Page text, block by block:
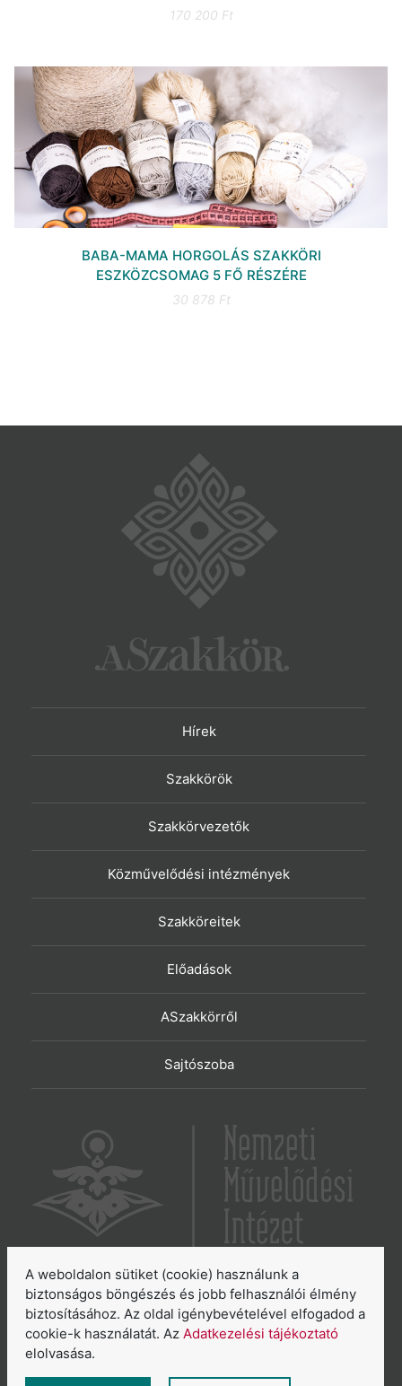
170 200 Ft
BABA-MAMA HORGOLÁS SZAKKÖRI
ESZKÖZCSOMAG 5 FŐ RÉSZÉRE
30 878 Ft
Hírek
Szakkörök
Szakkörvezetők
Közművelődési intézmények
Szakköreitek
Előadások
ASzakkörről
Sajtószoba
6065 Lakitelek, Szentkirályi út 2.
E-mail:aszakkor@nmi.hu
E-mail: titkarsag@nmi.hu
A weboldalon sütiket (cookie) használunk a
biztonságos böngészés és jobb felhasználói élmény
biztosításához. Az oldal igénybevételével elfogadod a
cookie-k használatát. Az Adatkezelési tájékoztató
elolvasása.